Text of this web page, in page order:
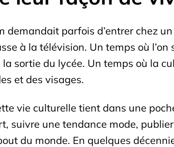
parfois d’entrer chez
à la télévision. Un temps où
sortie du lycée. Un temps où la
et des visages.
vie culturelle tient dans une
suivre une tendance mode,
du monde. En quelques